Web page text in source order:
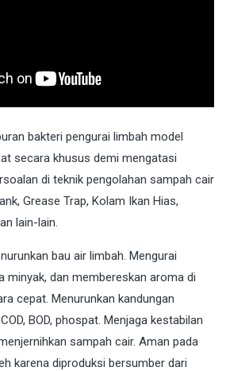
bakteri pengurai limbah model
secara khusus demi mengatasi
di teknik pengolahan sampah cair
Grease Trap, Kolam Ikan Hias,
lain-lain.
bau air limbah. Mengurai
minyak, dan membereskan aroma di
cepat. Menurunkan kandungan
BOD, phospat. Menjaga kestabilan
sampah cair. Aman pada
karena diproduksi bersumber dari